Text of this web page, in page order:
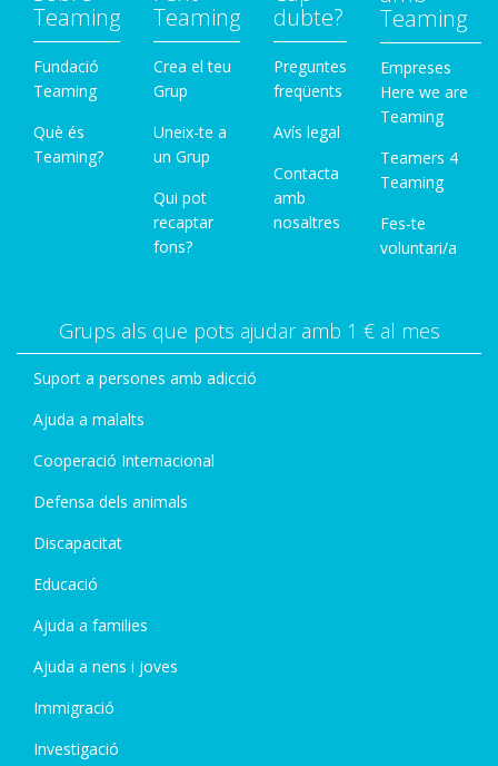
Teaming
Fundació
Teaming
Què és
Teaming?
Teaming
Crea el teu
Grup
Uneix-te a
un Grup
Qui pot
recaptar
fons?
dubte?
Preguntes
freqüents
Avís legal
Contacta
amb
nosaltres
Teaming
Empreses
Here we are
Teaming
Teamers 4
Teaming
Fes-te
voluntari/a
Grups als que pots ajudar amb 1 € al mes
Suport a persones amb adicció
Ajuda a malalts
Cooperació Internacional
Defensa dels animals
Discapacitat
Educació
Ajuda a families
Ajuda a nens i joves
Immigració
Investigació